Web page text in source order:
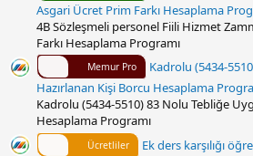
Asgari Ücret Prim Farkı Hesaplama
4B Sözleşmeli personel Fiili Hizmet
Farkı Hesaplama Programı
Memur Pro
Kadrolu (5434-
Hazırlanan Kişi Borcu Hesaplama
Kadrolu (5434-5510) 83 Nolu Tebliğe
Hesaplama Programı
Ücretliler
Ek ders karşılığı